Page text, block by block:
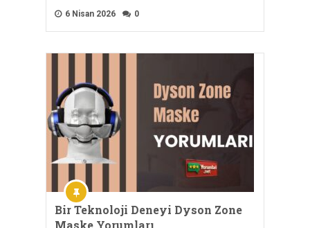
6 Nisan 2026 0
Bir Teknoloji Deneyi Dyson Zone
Maske Yorumları